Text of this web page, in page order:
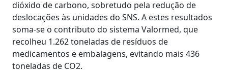
dióxido de carbono, sobretudo pela redução de
deslocações às unidades do SNS. A estes resultados
soma-se o contributo do sistema Valormed, que
recolheu 1.262 toneladas de resíduos de
medicamentos e embalagens, evitando mais 436
toneladas de CO2.